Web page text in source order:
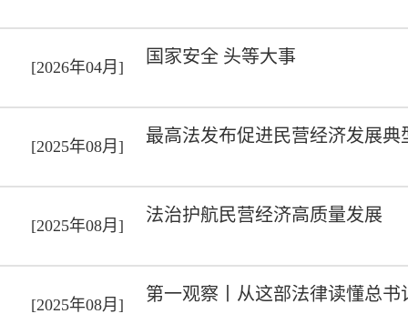
[2026年04月]
国家安全 头等大事
[2025年08月]
最高法发布促进民营经济发展典
[2025年08月]
法治护航民营经济高质量发展
[2025年08月]
第一观察丨从这部法律读懂总